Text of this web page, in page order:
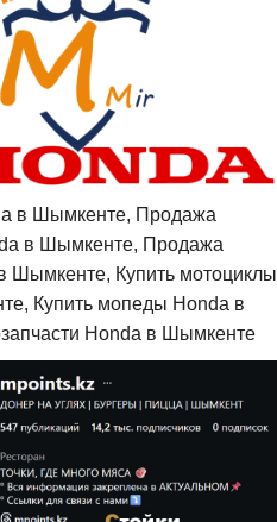
в Шымкенте, Продажа
в Шымкенте, Продажа
Шымкенте, Купить мотоциклы
Купить мопеды Honda в
Honda в Шымкенте